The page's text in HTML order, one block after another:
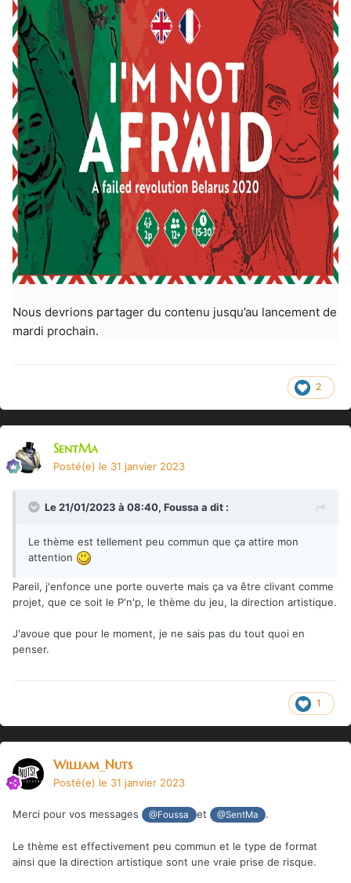
Nous devrions partager du contenu jusqu’au lancement de
mardi prochain.
2
SentMa
Posté(e) le 31 janvier 2023
Le 21/01/2023 à 08:40, Foussa a dit :
Le thème est tellement peu commun que ça attire mon
attention
Pareil, j'enfonce une porte ouverte mais ça va être clivant comme
projet, que ce soit le P'n'p, le thème du jeu, la direction artistique.
J'avoue que pour le moment, je ne sais pas du tout quoi en
penser.
1
William_Nuts
Posté(e) le 31 janvier 2023
Merci pour vos messages @Foussa et @SentMa .
Le thème est effectivement peu commun et le type de format
ainsi que la direction artistique sont une vraie prise de risque.